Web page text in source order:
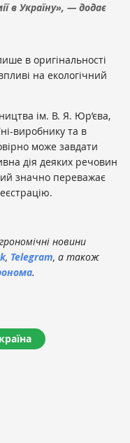
в Україну», — додає
в оригінальності
на екологічний
ім. В. Я. Юр’єва,
виробнику та в
може завдати
дія деяких речовин
значно переважає
новини
, Telegram, а також
.